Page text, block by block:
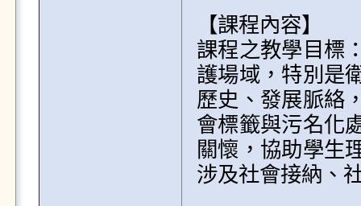
【課程內容】
課程之教學目標
護場域，特別是
歷史、發展脈絡
會標籤與污名化
關懷，協助學生
涉及社會接納、